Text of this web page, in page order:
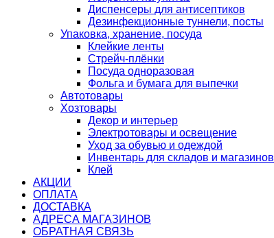
Диспенсеры для антисептиков
Дезинфекционные туннели, посты
Упаковка, хранение, посуда
Клейкие ленты
Стрейч-плёнки
Посуда одноразовая
Фольга и бумага для выпечки
Автотовары
Хозтовары
Декор и интерьер
Электротовары и освещение
Уход за обувью и одеждой
Инвентарь для складов и магазинов
Клей
АКЦИИ
ОПЛАТА
ДОСТАВКА
АДРЕСА МАГАЗИНОВ
ОБРАТНАЯ СВЯЗЬ